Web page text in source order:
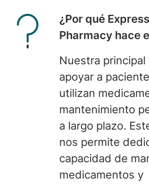
¿Por qué
Pharmacy hace
Nuestra
apoyar a
utilizan
mantenimiento
a largo plazo.
nos permite
capacidad de
medicamentos y